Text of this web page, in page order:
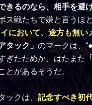
きるのなら、相手を避
ス戦たちで嫌と言うほ
において、途方も無い
タック」 のマークは、“
ぎたためか、はたまた
とがあるそうだ。
クは、 記念すべき初